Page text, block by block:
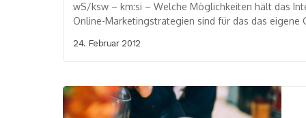
wS/ksw – km:si – Welche Möglichkeiten hält das
Online-Marketingstrategien sind für das das eigene
24. Februar 2012